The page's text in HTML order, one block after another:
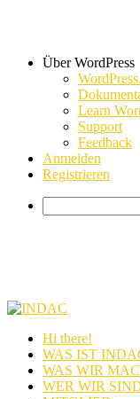
Über WordPress
Learn
Support
Feedback
Anmelden
Registrieren
Hi there!
WAS IST
WAS WIR
WER WIR